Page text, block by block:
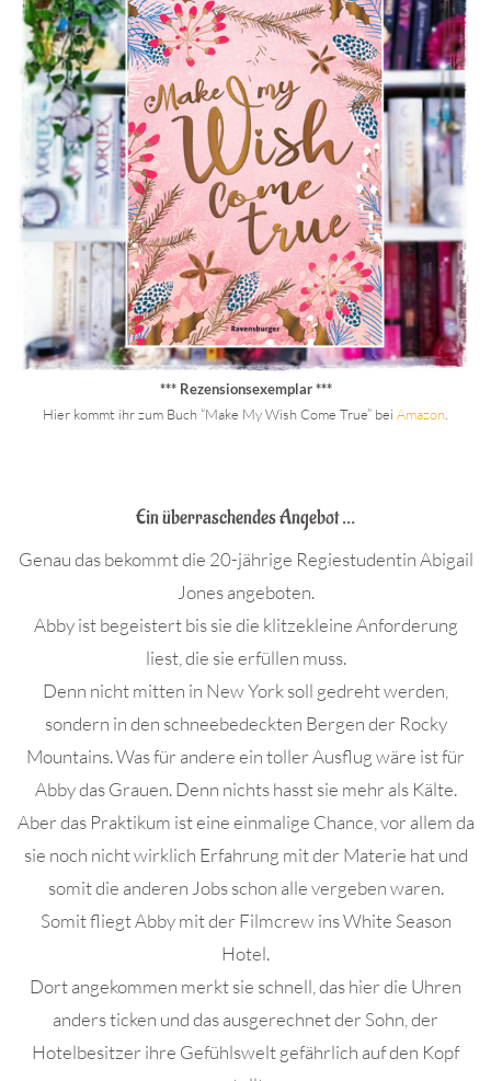
*** Rezensionsexemplar ***
Hier kommt ihr zum Buch “Make My Wish Come True” bei Amazon
Ein überraschendes Angebot …
Genau das bekommt die 20-jährige Regiestudentin Abigail
Jones angeboten.
Abby ist begeistert bis sie die klitzekleine Anforderung
liest, die sie erfüllen muss.
Denn nicht mitten in New York soll gedreht werden,
sondern in den schneebedeckten Bergen der Rocky
Mountains. Was für andere ein toller Ausflug wäre ist für
Abby das Grauen. Denn nichts hasst sie mehr als Kälte.
Aber das Praktikum ist eine einmalige Chance, vor allem da
sie noch nicht wirklich Erfahrung mit der Materie hat und
somit die anderen Jobs schon alle vergeben waren.
Somit fliegt Abby mit der Filmcrew ins White Season
Hotel.
Dort angekommen merkt sie schnell, das hier die Uhren
anders ticken und das ausgerechnet der Sohn, der
Hotelbesitzer ihre Gefühlswelt gefährlich auf den Kopf